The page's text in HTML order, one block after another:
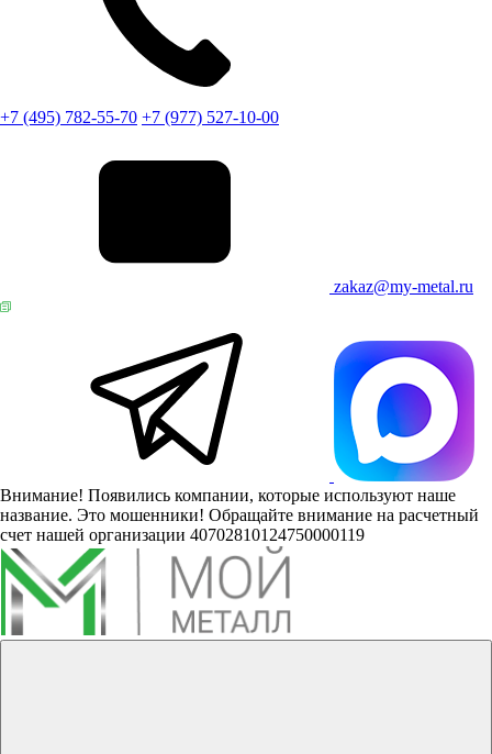
+7 (495) 782-55-70 +7 (977) 527-10-00
zakaz@my-metal.ru
Внимание! Появились компании, которые используют наше
название. Это мошенники! Обращайте внимание на расчетный
счет нашей организации 40702810124750000119